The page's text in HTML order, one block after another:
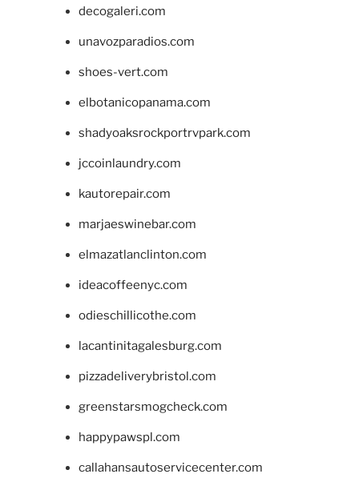
decogaleri.com
unavozparadios.com
shoes-vert.com
elbotanicopanama.com
shadyoaksrockportrvpark.com
jccoinlaundry.com
kautorepair.com
marjaeswinebar.com
elmazatlanclinton.com
ideacoffeenyc.com
odieschillicothe.com
lacantinitagalesburg.com
pizzadeliverybristol.com
greenstarsmogcheck.com
happypawspl.com
callahansautoservicecenter.com